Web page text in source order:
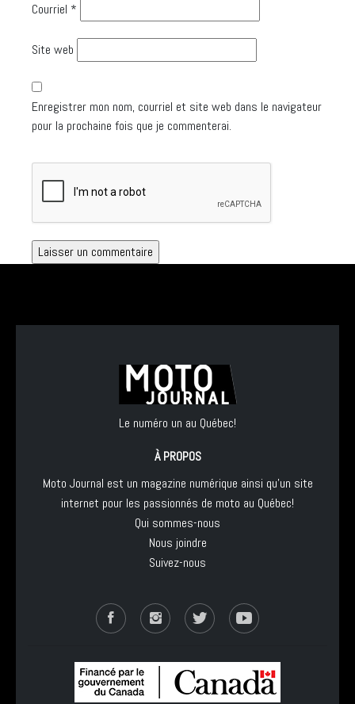
Courriel *
Site web
Enregistrer mon nom, courriel et site web dans le navigateur
pour la prochaine fois que je commenterai.
Le numéro un au Québec!
À PROPOS
Moto Journal est un magazine numérique ainsi qu'un site
internet pour les passionnés de moto au Québec!
Qui sommes-nous
Nous joindre
Suivez-nous